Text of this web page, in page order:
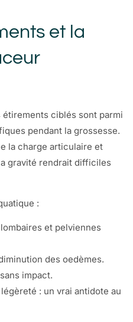
et la
ciblés sont parmi
pendant la grossesse.
la charge articulaire et
gravité rendrait difficiles
:
et pelviennes
des oedèmes.
impact.
: un vrai antidote au